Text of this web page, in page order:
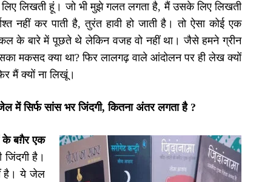
लिखती हूं। जो भी मुझे गलत लगता है, मैं उसके लिए लिखती
नहीं कर पाती है, तुरंत हावी हो जाती है। तो ऐसा कोई एक
के बारे में पूछते थे लेकिन वजह वो नहीं था। जैसे हमने ग्रीन
मकसद क्या था? फिर लालगढ़ वाले आंदोलन पर ही लेख क्यों
मैं क्यों ना लिखूं।
में सिर्फ सांस भर जिंदगी, कितना अंतर लगता है ?
के बग़ैर एक
जिंदगी है।
है। ये जेल